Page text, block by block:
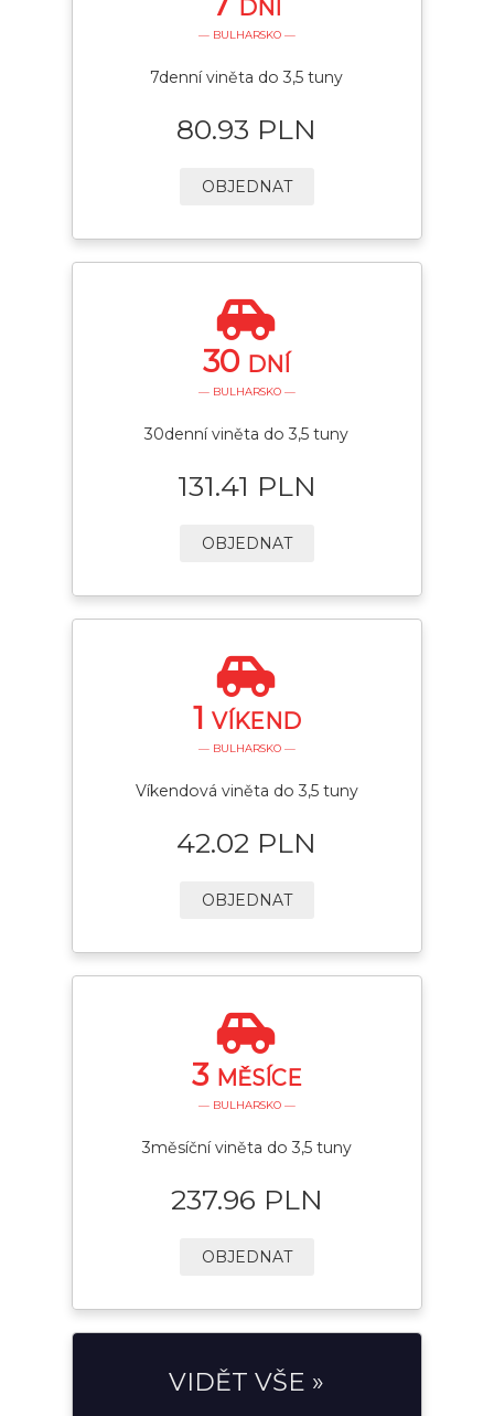
DNÍ
— BULHARSKO —
7denní viněta do 3,5 tuny
80.93 PLN
OBJEDNAT
30 DNÍ
— BULHARSKO —
30denní viněta do 3,5 tuny
131.41 PLN
OBJEDNAT
1 VÍKEND
— BULHARSKO —
Víkendová viněta do 3,5 tuny
42.02 PLN
OBJEDNAT
3 MĚSÍCE
— BULHARSKO —
3měsíční viněta do 3,5 tuny
237.96 PLN
OBJEDNAT
VIDĚT VŠE »